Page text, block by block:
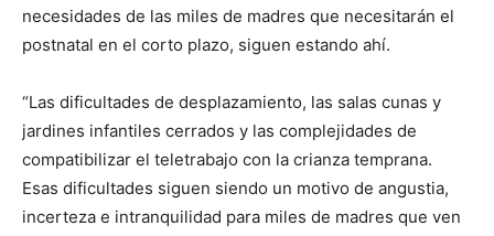
necesidades de las miles de madres que necesitarán el
postnatal en el corto plazo, siguen estando ahí.
“Las dificultades de desplazamiento, las salas cunas y
jardines infantiles cerrados y las complejidades de
compatibilizar el teletrabajo con la crianza temprana.
Esas dificultades siguen siendo un motivo de angustia,
incerteza e intranquilidad para miles de madres que ven